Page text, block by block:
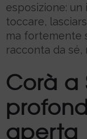
esposizione:
toccare,
ma fortemente
racconta da sé,
Corà a
aperta